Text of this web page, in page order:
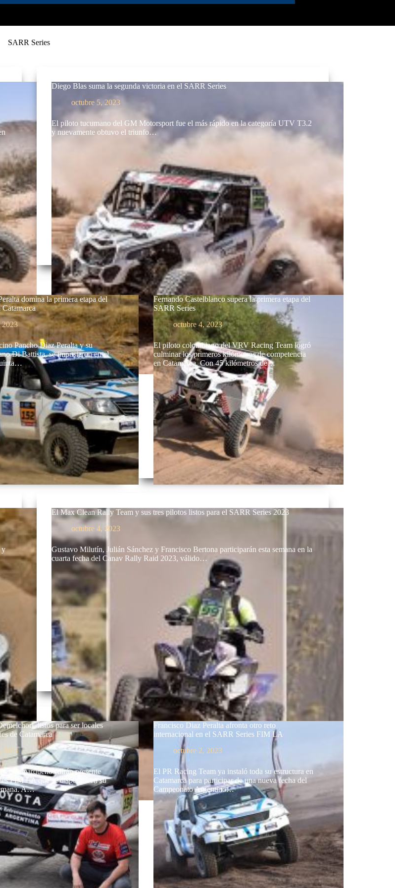
SARR Series
Diego Blas suma la segunda victoria en el SARR Series
octubre 5, 2023
El piloto tucumano del GM Motorsport fue el más rápido en la categoría UTV T3.2
y nuevamente obtuvo el triunfo…
domina la primera etapa del
2023
Pancho Diaz Peralta y su
Di Battista, se impusieron en el
Fernando Castelblanco supera la primera etapa del
SARR Series
octubre 4, 2023
El piloto colombiano del VRV Racing Team logró
culminar los primeros kilómetros de competencia
en Catamarca. Con 45 kilómetros de…
y
El Max Clean Rally Team y sus tres pilotos listos para el SARR Series 2023
octubre 4, 2023
Gustavo Milutín, Julián Sánchez y Francisco Bertona participarán esta semana en la
cuarta fecha del Canav Rally Raid 2023, válido…
listos para ser locales
de Catamarca
2023
catamarqueños dirán presente
FIM LA que se disputará en su
A…
Francisco Diaz Peralta afronta otro reto
internacional en el SARR Series FIM LA
octubre 2, 2023
El PR Racing Team ya instaló toda su estructura en
Catamarca para participar de una nueva fecha del
Campeonato Argentino…